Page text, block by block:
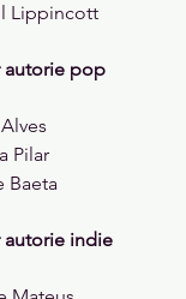
Lippincott
autorie pop
Pilar
Baeta
autorie indie